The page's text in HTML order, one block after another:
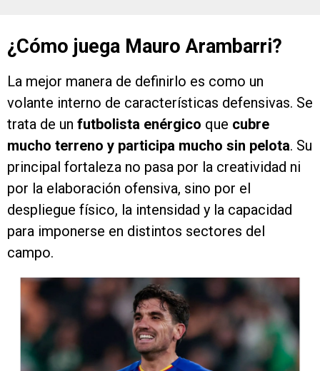
¿Cómo juega Mauro Arambarri?
La mejor manera de definirlo es como un
volante interno de características defensivas. Se
trata de un futbolista enérgico que cubre
mucho terreno y participa mucho sin pelota. Su
principal fortaleza no pasa por la creatividad ni
por la elaboración ofensiva, sino por el
despliegue físico, la intensidad y la capacidad
para imponerse en distintos sectores del
campo.